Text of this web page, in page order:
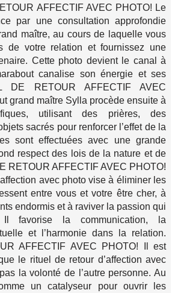
AFFECTIF AVEC PHOTO! Le
par une consultation approfondie
maître, au cours de laquelle vous
de votre relation et fournissez une
Cette photo devient le canal à
canalise son énergie et ses
DE RETOUR AFFECTIF AVEC
grand maître Sylla procède ensuite à
utilisant des prières, des
sacrés pour renforcer l’effet de la
sont effectuées avec une grande
respect des lois de la nature et de
RETOUR AFFECTIF AVEC PHOTO!
avec photo vise à éliminer les
entre vous et votre être cher, à
endormis et à raviver la passion qui
Il favorise la communication, la
et l’harmonie dans la relation.
AFFECTIF AVEC PHOTO! Il est
le rituel de retour d’affection avec
la volonté de l’autre personne. Au
un catalyseur pour ouvrir les